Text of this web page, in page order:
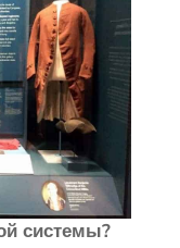
системы?